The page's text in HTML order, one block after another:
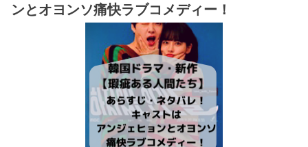
ンとオヨンソ痛快ラブコメディー！